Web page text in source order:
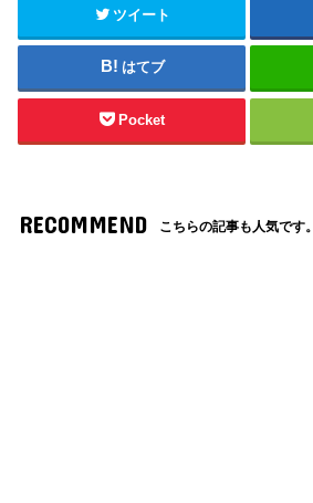
ツイート
はてブ
Pocket
RECOMMEND こちらの記事も人気です。